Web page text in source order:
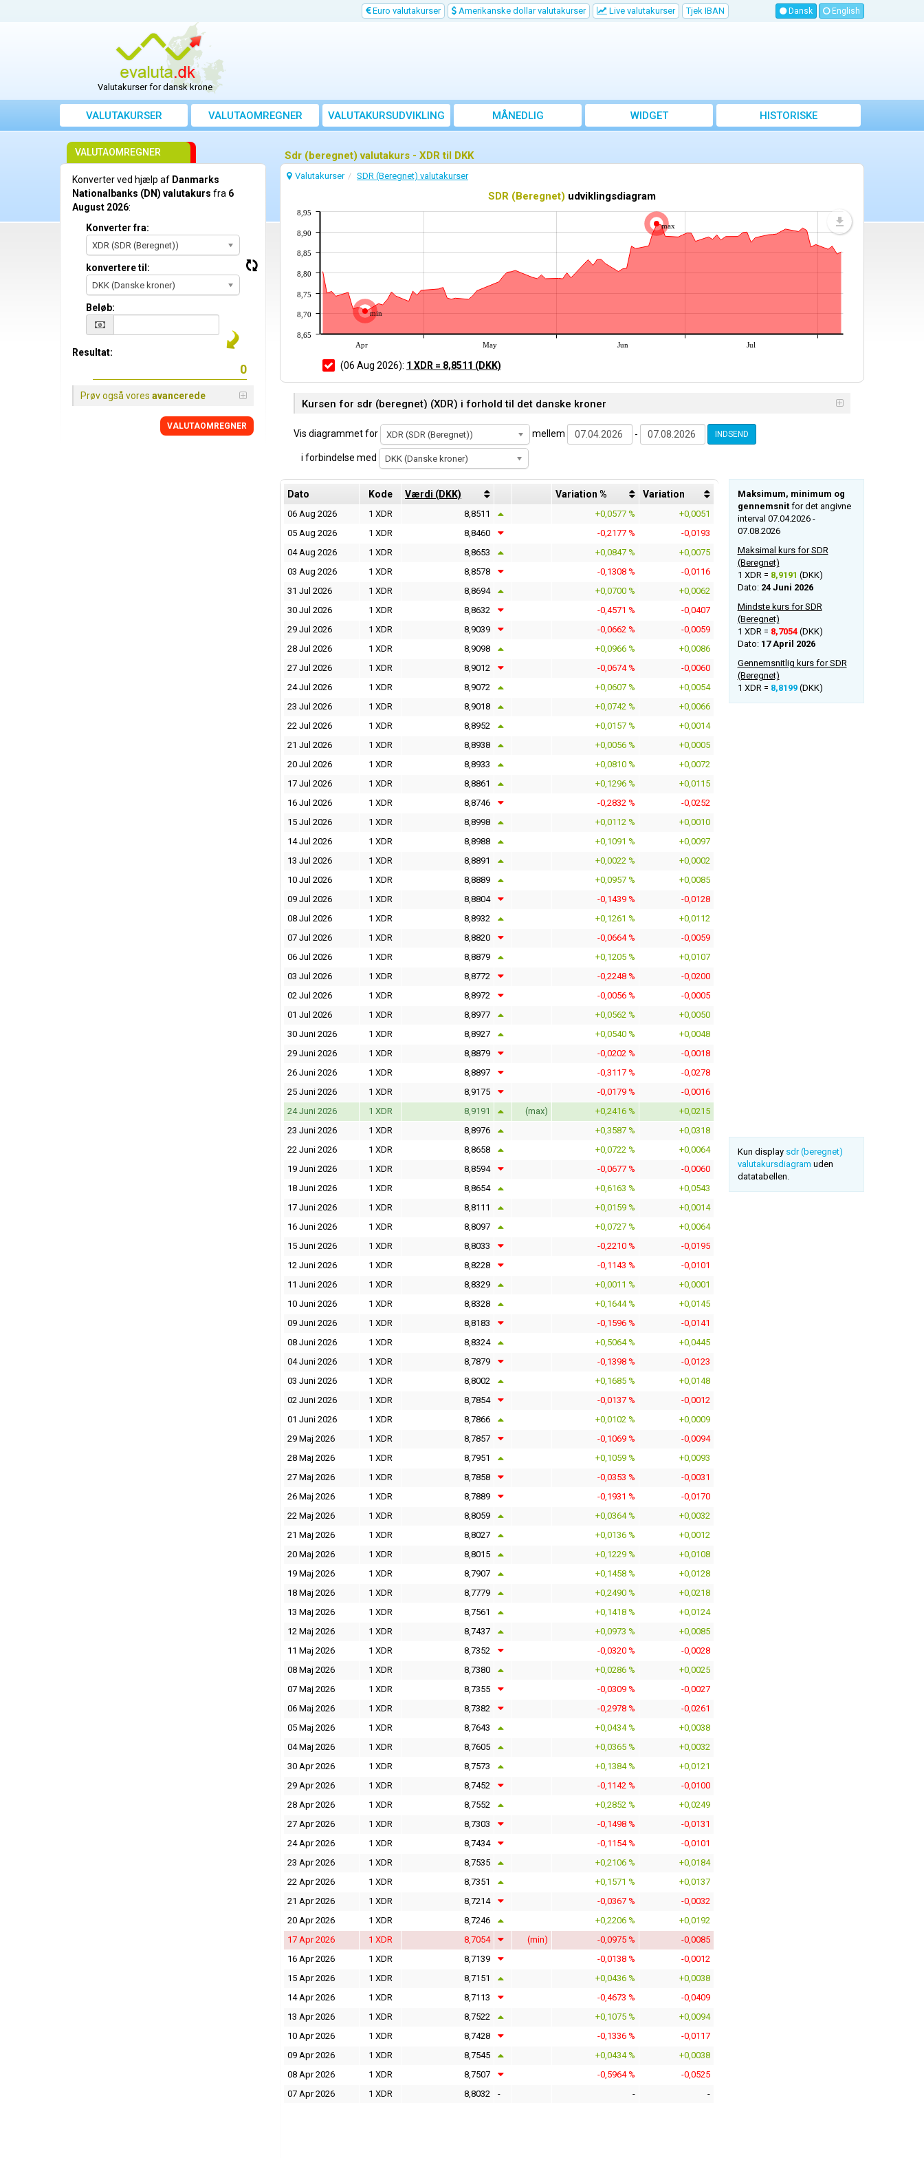
Euro valutakurser Amerikanske dollar valutakurser Live valutakurser Tjek IBAN Dansk English
Valutakurser for dansk krone
VALUTAKURSER VALUTAOMREGNER VALUTAKURSUDVIKLING
MÅNEDLIG
GENNEMSNITSKURS
WIDGET
HISTORISKE
VALUTAKURSER
Sdr (beregnet) valutakurs - XDR til DKK
Valutakurser SDR (Beregnet) valutakurser
SDR (Beregnet) udviklingsdiagram
min
max
Apr May Jun Jul
8,65
8,70
8,75
8,80
8,85
8,90
8,95
(06 Aug 2026): 1 XDR = 8,8511 (DKK)
Kursen for sdr (beregnet) (XDR) i forhold til det danske kroner
Vis diagrammet for XDR (SDR (Beregnet)) mellem - INDSEND
i forbindelse med DKK (Danske kroner)
Dato Kode Værdi (DKK) Variation % Variation
06 Aug 2026 1 XDR 8,8511 +0,0577 %
+0,0051
05 Aug 2026
1 XDR 8,8460 -0,2177 %
-0,0193
04 Aug 2026
1 XDR 8,8653 +0,0847 %
+0,0075
03 Aug 2026
1 XDR 8,8578 -0,1308 %
-0,0116
31 Jul 2026
1 XDR 8,8694 +0,0700 %
+0,0062
30 Jul 2026
1 XDR 8,8632 -0,4571 %
-0,0407
29 Jul 2026
1 XDR 8,9039 -0,0662 %
-0,0059
28 Jul 2026
1 XDR 8,9098 +0,0966 %
+0,0086
27 Jul 2026
1 XDR 8,9012 -0,0674 %
-0,0060
24 Jul 2026
1 XDR 8,9072 +0,0607 %
+0,0054
23 Jul 2026
1 XDR 8,9018 +0,0742 %
+0,0066
22 Jul 2026
1 XDR 8,8952 +0,0157 %
+0,0014
21 Jul 2026
1 XDR 8,8938 +0,0056 %
+0,0005
20 Jul 2026
1 XDR 8,8933 +0,0810 %
+0,0072
17 Jul 2026
1 XDR 8,8861 +0,1296 %
+0,0115
16 Jul 2026
1 XDR 8,8746 -0,2832 %
-0,0252
15 Jul 2026
1 XDR 8,8998 +0,0112 %
+0,0010
14 Jul 2026
1 XDR 8,8988 +0,1091 %
+0,0097
13 Jul 2026
1 XDR 8,8891 +0,0022 %
+0,0002
10 Jul 2026
1 XDR 8,8889 +0,0957 %
+0,0085
09 Jul 2026
1 XDR 8,8804 -0,1439 %
-0,0128
08 Jul 2026
1 XDR 8,8932 +0,1261 %
+0,0112
07 Jul 2026
1 XDR 8,8820 -0,0664 %
-0,0059
06 Jul 2026
1 XDR 8,8879 +0,1205 %
+0,0107
03 Jul 2026
1 XDR 8,8772 -0,2248 %
-0,0200
02 Jul 2026
1 XDR 8,8972 -0,0056 %
-0,0005
01 Jul 2026
1 XDR 8,8977 +0,0562 %
+0,0050
30 Juni 2026
1 XDR 8,8927 +0,0540 %
+0,0048
29 Juni 2026
1 XDR 8,8879 -0,0202 %
-0,0018
26 Juni 2026
1 XDR 8,8897 -0,3117 %
-0,0278
25 Juni 2026
1 XDR 8,9175 -0,0179 %
-0,0016
24 Juni 2026
1 XDR 8,9191 (max) +0,2416 %
+0,0215
23 Juni 2026
1 XDR 8,8976 +0,3587 %
+0,0318
22 Juni 2026
1 XDR 8,8658 +0,0722 %
+0,0064
19 Juni 2026
1 XDR 8,8594 -0,0677 %
-0,0060
18 Juni 2026
1 XDR 8,8654 +0,6163 %
+0,0543
17 Juni 2026
1 XDR 8,8111 +0,0159 %
+0,0014
16 Juni 2026
1 XDR 8,8097 +0,0727 %
+0,0064
15 Juni 2026
1 XDR 8,8033 -0,2210 %
-0,0195
12 Juni 2026
1 XDR 8,8228 -0,1143 %
-0,0101
11 Juni 2026
1 XDR 8,8329 +0,0011 %
+0,0001
10 Juni 2026
1 XDR 8,8328 +0,1644 %
+0,0145
09 Juni 2026
1 XDR 8,8183 -0,1596 %
-0,0141
08 Juni 2026
1 XDR 8,8324 +0,5064 %
+0,0445
04 Juni 2026
1 XDR 8,7879 -0,1398 %
-0,0123
03 Juni 2026
1 XDR 8,8002 +0,1685 %
+0,0148
02 Juni 2026
1 XDR 8,7854 -0,0137 %
-0,0012
01 Juni 2026
1 XDR 8,7866 +0,0102 %
+0,0009
29 Maj 2026
1 XDR 8,7857 -0,1069 %
-0,0094
28 Maj 2026
1 XDR 8,7951 +0,1059 %
+0,0093
27 Maj 2026
1 XDR 8,7858 -0,0353 %
-0,0031
26 Maj 2026
1 XDR 8,7889 -0,1931 %
-0,0170
22 Maj 2026
1 XDR 8,8059 +0,0364 %
+0,0032
21 Maj 2026
1 XDR 8,8027 +0,0136 %
+0,0012
20 Maj 2026
1 XDR 8,8015 +0,1229 %
+0,0108
19 Maj 2026
1 XDR 8,7907 +0,1458 %
+0,0128
18 Maj 2026
1 XDR 8,7779 +0,2490 %
+0,0218
13 Maj 2026
1 XDR 8,7561 +0,1418 %
+0,0124
12 Maj 2026
1 XDR 8,7437 +0,0973 %
+0,0085
11 Maj 2026
1 XDR 8,7352 -0,0320 %
-0,0028
08 Maj 2026
1 XDR 8,7380 +0,0286 %
+0,0025
07 Maj 2026
1 XDR 8,7355 -0,0309 %
-0,0027
06 Maj 2026
1 XDR 8,7382 -0,2978 %
-0,0261
05 Maj 2026
1 XDR 8,7643 +0,0434 %
+0,0038
04 Maj 2026
1 XDR 8,7605 +0,0365 %
+0,0032
30 Apr 2026
1 XDR 8,7573 +0,1384 %
+0,0121
29 Apr 2026
1 XDR 8,7452 -0,1142 %
-0,0100
28 Apr 2026
1 XDR 8,7552 +0,2852 %
+0,0249
27 Apr 2026
1 XDR 8,7303 -0,1498 %
-0,0131
24 Apr 2026
1 XDR 8,7434 -0,1154 %
-0,0101
23 Apr 2026
1 XDR 8,7535 +0,2106 %
+0,0184
22 Apr 2026
1 XDR 8,7351 +0,1571 %
+0,0137
21 Apr 2026
1 XDR 8,7214 -0,0367 %
-0,0032
20 Apr 2026
1 XDR 8,7246 +0,2206 %
+0,0192
17 Apr 2026
1 XDR 8,7054 (min) -0,0975 %
-0,0085
16 Apr 2026
1 XDR 8,7139 -0,0138 %
-0,0012
15 Apr 2026
1 XDR 8,7151 +0,0436 %
+0,0038
14 Apr 2026
1 XDR 8,7113 -0,4673 %
-0,0409
13 Apr 2026
1 XDR 8,7522 +0,1075 %
+0,0094
10 Apr 2026
1 XDR 8,7428 -0,1336 %
-0,0117
09 Apr 2026
1 XDR 8,7545 +0,0434 %
+0,0038
08 Apr 2026
1 XDR 8,7507 -0,5964 %
-0,0525
07 Apr 2026
1 XDR 8,8032 - - -
Maksimum, minimum og
gennemsnitfor det angivne
interval 07.04.2026 -
07.08.2026
Maksimal kurs for SDR
(Beregnet)
1 XDR = 8,9191 (DKK)
Dato: 24 Juni 2026
Mindste kurs for SDR
(Beregnet)
1 XDR = 8,7054(DKK)
Dato: 17 April 2026
Gennemsnitlig kurs for SDR
(Beregnet)
1 XDR = 8,8199(DKK)
Kun display sdr (beregnet)
valutakursdiagram uden
datatabellen.
VALUTAOMREGNER
Konverter ved hjælp af Danmarks
Nationalbanks (DN) valutakurs fra 6
August 2026:
Konverter fra:
XDR (SDR (Beregnet))
konvertere til:
DKK (Danske kroner)
Beløb:
Resultat:
Prøv også vores avancerede
VALUTAOMREGNER